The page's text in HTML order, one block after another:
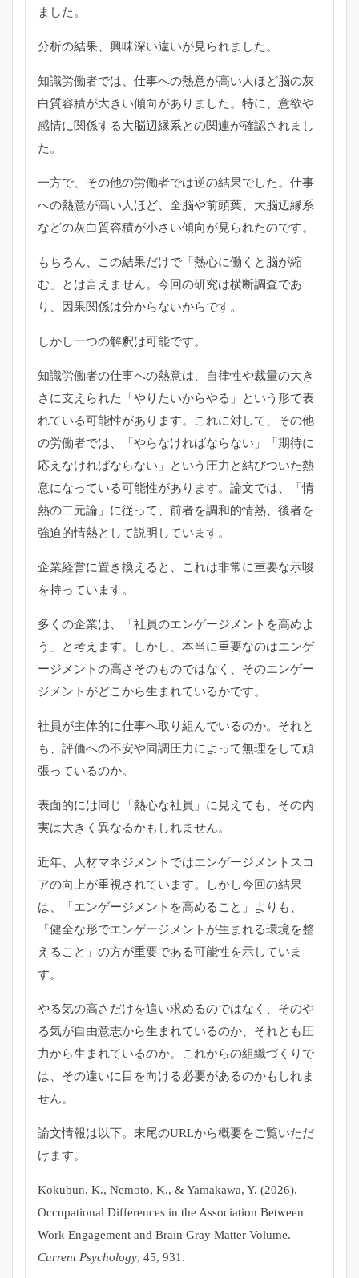
ました。
分析の結果、興味深い違いが見られました。
知識労働者では、仕事への熱意が高い人ほど脳の灰
白質容積が大きい傾向がありました。特に、意欲や
感情に関係する大脳辺縁系との関連が確認されまし
た。
一方で、その他の労働者では逆の結果でした。仕事
への熱意が高い人ほど、全脳や前頭葉、大脳辺縁系
などの灰白質容積が小さい傾向が見られたのです。
もちろん、この結果だけで「熱心に働くと脳が縮
む」とは言えません。今回の研究は横断調査であ
り、因果関係は分からないからです。
しかし一つの解釈は可能です。
知識労働者の仕事への熱意は、自律性や裁量の大き
さに支えられた「やりたいからやる」という形で表
れている可能性があります。これに対して、その他
の労働者では、「やらなければならない」「期待に
応えなければならない」という圧力と結びついた熱
意になっている可能性があります。論文では、「情
熱の二元論」に従って、前者を調和的情熱、後者を
強迫的情熱として説明しています。
企業経営に置き換えると、これは非常に重要な示唆
を持っています。
多くの企業は、「社員のエンゲージメントを高めよ
う」と考えます。しかし、本当に重要なのはエンゲ
ージメントの高さそのものではなく、そのエンゲー
ジメントがどこから生まれているかです。
社員が主体的に仕事へ取り組んでいるのか。それと
も、評価への不安や同調圧力によって無理をして頑
張っているのか。
表面的には同じ「熱心な社員」に見えても、その内
実は大きく異なるかもしれません。
近年、人材マネジメントではエンゲージメントスコ
アの向上が重視されています。しかし今回の結果
は、「エンゲージメントを高めること」よりも、
「健全な形でエンゲージメントが生まれる環境を整
えること」の方が重要である可能性を示していま
す。
やる気の高さだけを追い求めるのではなく、そのや
る気が自由意志から生まれているのか、それとも圧
力から生まれているのか。これからの組織づくりで
は、その違いに目を向ける必要があるのかもしれま
せん。
論文情報は以下。末尾のURLから概要をご覧いただ
けます。
Kokubun, K., Nemoto, K., & Yamakawa, Y. (2026).
Occupational Differences in the Association Between
Work Engagement and Brain Gray Matter Volume.
Current Psychology, 45, 931.